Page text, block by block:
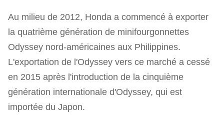
Au milieu de 2012, Honda a commencé à exporter
la quatrième génération de minifourgonnettes
Odyssey nord-américaines aux Philippines.
L'exportation de l'Odyssey vers ce marché a cessé
en 2015 après l'introduction de la cinquième
génération internationale d'Odyssey, qui est
importée du Japon.